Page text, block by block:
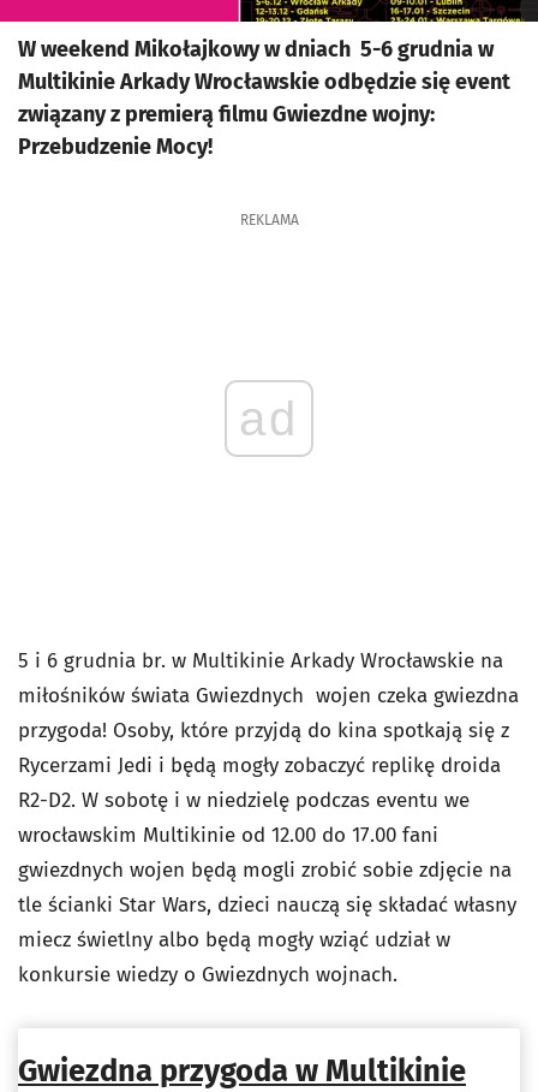
W weekend Mikołajkowy w dniach 5-6 grudnia w
Multikinie Arkady Wrocławskie odbędzie się event
związany z premierą filmu Gwiezdne wojny:
Przebudzenie Mocy!
REKLAMA
ad
5 i 6 grudnia br. w Multikinie Arkady Wrocławskie na
miłośników świata Gwiezdnych wojen czeka gwiezdna
przygoda! Osoby, które przyjdą do kina spotkają się z
Rycerzami Jedi i będą mogły zobaczyć replikę droida
R2-D2. W sobotę i w niedzielę podczas eventu we
wrocławskim Multikinie od 12.00 do 17.00 fani
gwiezdnych wojen będą mogli zrobić sobie zdjęcie na
tle ścianki Star Wars, dzieci nauczą się składać własny
miecz świetlny albo będą mogły wziąć udział w
konkursie wiedzy o Gwiezdnych wojnach.
Gwiezdna przygoda w Multikinie